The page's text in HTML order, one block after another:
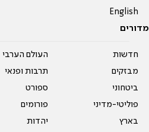
English
מדורים
חדשות
מבזקים
ביטחוני
פוליטי-מדיני
בארץ
העולם הערבי
תרבות ופנאי
ספורט
פורומים
יהדות